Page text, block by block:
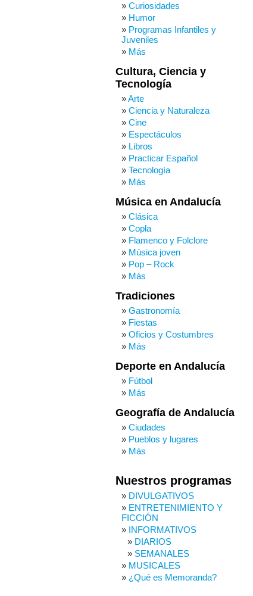
Curiosidades
Humor
Programas Infantiles y
Juveniles
Más
Cultura, Ciencia y
Tecnología
Arte
Ciencia y Naturaleza
Cine
Espectáculos
Libros
Practicar Español
Tecnología
Más
Música en Andalucía
Clásica
Copla
Flamenco y Folclore
Música joven
Pop – Rock
Más
Tradiciones
Gastronomía
Fiestas
Oficios y Costumbres
Más
Deporte en Andalucía
Fútbol
Más
Geografía de Andalucía
Ciudades
Pueblos y lugares
Más
Nuestros programas
DIVULGATIVOS
ENTRETENIMIENTO Y
FICCIÓN
INFORMATIVOS
DIARIOS
SEMANALES
MUSICALES
¿Qué es Memoranda?